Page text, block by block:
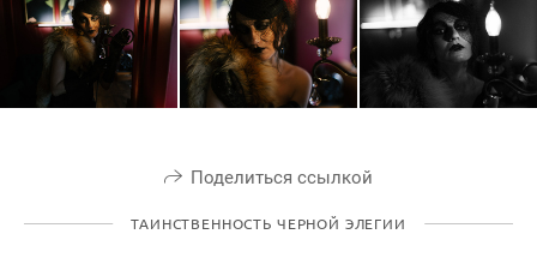
Поделиться ссылкой
ТАИНСТВЕННОСТЬ ЧЕРНОЙ ЭЛЕГИИ